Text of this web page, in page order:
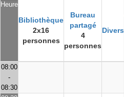
Heure
Bibliothèque
2x16
personnes
Bureau
partagé
4
personnes
Divers
08:00
-
08:30